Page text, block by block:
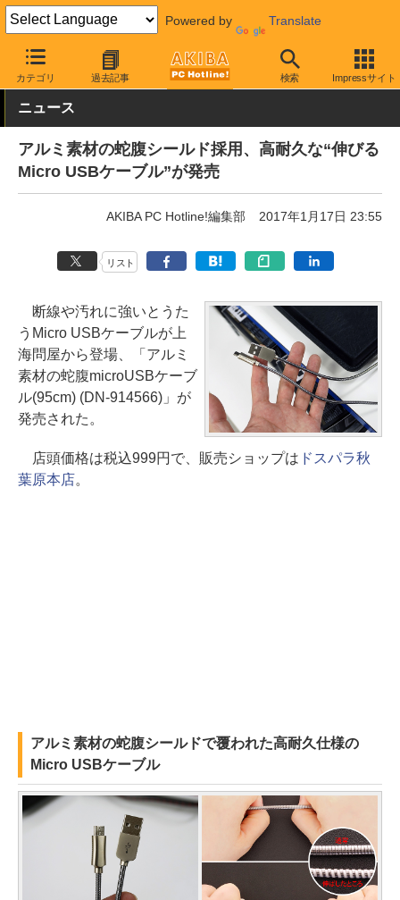
Powered by Translate
カテゴリ 過去記事 検索 Impressサイト
AKIBA PC Hotline! PC周辺機器 ケーブル microUSBケーブル
ニュース
アルミ素材の蛇腹シールド採用、高耐久な“伸びる
Micro USBケーブル”が発売
AKIBA PC Hotline!編集部 2017年1月17日 23:55
リスト
断線や汚れに強いとうた
うMicro USBケーブルが上
海問屋から登場、「アルミ
素材の蛇腹microUSBケーブ
ル(95cm) (DN-914566)」が
発売された。
店頭価格は税込999円で、販売ショップは ドスパラ秋
葉原本店。
アルミ素材の蛇腹シールドで覆われた高耐久仕様の
Micro USBケーブル